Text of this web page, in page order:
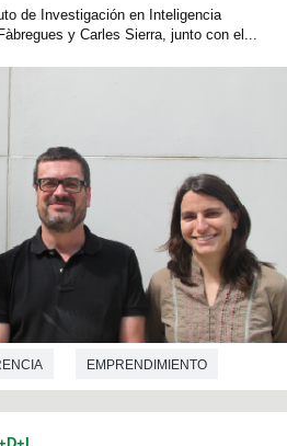
de Investigación en Inteligencia
y Carles Sierra, junto con el...
EMPRENDIMIENTO
INFORMÁTICA